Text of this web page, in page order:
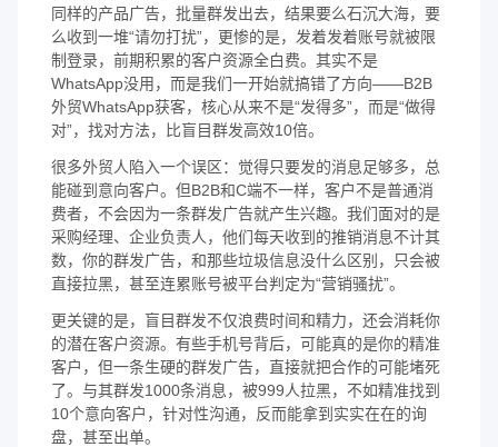
同样的产品广告，批量群发出去，结果要么石沉大海，要
么收到一堆“请勿打扰”，更惨的是，发着发着账号就被限
制登录，前期积累的客户资源全白费。其实不是
WhatsApp没用，而是我们一开始就搞错了方向——B2B
外贸WhatsApp获客，核心从来不是“发得多”，而是“做得
对”，找对方法，比盲目群发高效10倍。
很多外贸人陷入一个误区：觉得只要发的消息足够多，总
能碰到意向客户。但B2B和C端不一样，客户不是普通消
费者，不会因为一条群发广告就产生兴趣。我们面对的是
采购经理、企业负责人，他们每天收到的推销消息不计其
数，你的群发广告，和那些垃圾信息没什么区别，只会被
直接拉黑，甚至连累账号被平台判定为“营销骚扰”。
更关键的是，盲目群发不仅浪费时间和精力，还会消耗你
的潜在客户资源。有些手机号背后，可能真的是你的精准
客户，但一条生硬的群发广告，直接就把合作的可能堵死
了。与其群发1000条消息，被999人拉黑，不如精准找到
10个意向客户，针对性沟通，反而能拿到实实在在的询
盘，甚至出单。